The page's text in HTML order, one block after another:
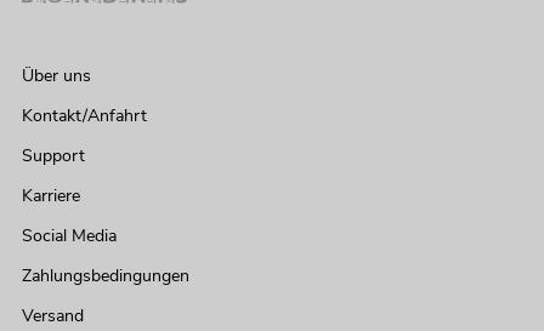
Über uns
Kontakt/Anfahrt
Support
Karriere
Social Media
Zahlungsbedingungen
Versand